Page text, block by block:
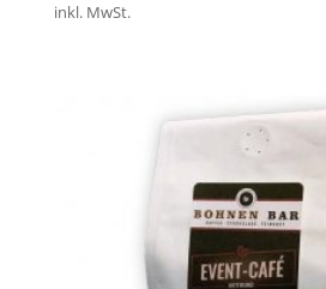
inkl. MwSt.